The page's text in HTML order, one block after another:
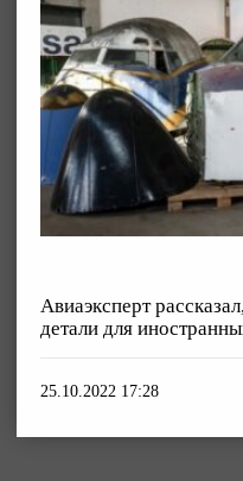
Авиаэксперт
детали для
25.10.2022 17:28